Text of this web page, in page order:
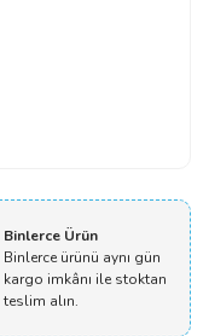
Binlerce Ürün
Binlerce ürünü aynı gün
kargo imkânı ile stoktan
teslim alın.